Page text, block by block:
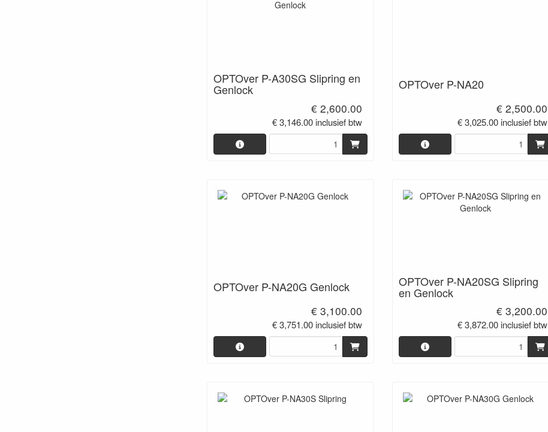
OPTOver P-A30SG Slipring en
Genlock
€ 2,600.00
€ 3,146.00 inclusief btw
OPTOver P-NA20
€ 2,500.00
€ 3,025.00 inclusief btw
OPTOver P-NA20G Genlock
€ 3,100.00
€ 3,751.00 inclusief btw
OPTOver P-NA20SG Slipring
en Genlock
€ 3,200.00
€ 3,872.00 inclusief btw